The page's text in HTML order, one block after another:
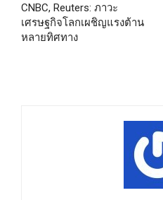
CNBC, Reuters: ภาวะ
เศรษฐกิจโลกเผชิญแรงต้าน
หลายทิศทาง